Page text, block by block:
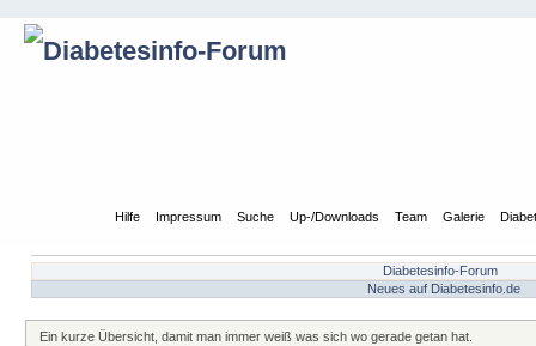
Hilfe Impressum Suche Up-/Downloads Team Galerie
Diabetesinfo-Forum
Neues auf Diabetesinfo.de
Ein kurze Übersicht, damit man immer weiß was sich wo gerade getan hat.